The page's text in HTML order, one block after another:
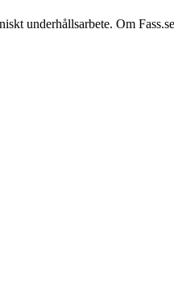
underhållsarbete. Om